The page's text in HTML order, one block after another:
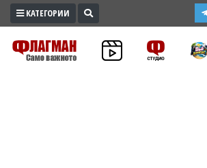
ПРОМО
ЗОНА
КАТЕГОРИИ